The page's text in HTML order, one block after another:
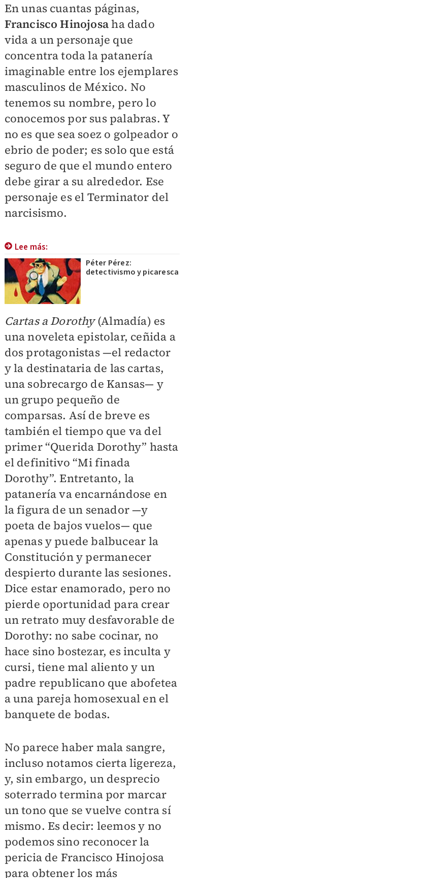
En unas cuantas páginas,
Francisco Hinojosaha dado
vida a un personaje que
concentra toda la patanería
imaginable entre los ejemplares
masculinos de México. No
tenemos su nombre, pero lo
conocemos por sus palabras. Y
no es que sea soez o golpeador o
ebrio de poder; es solo que está
seguro de que el mundo entero
debe girar a su alrededor. Ese
personaje es el Terminator del
narcisismo.
Lee más:
Péter Pérez:
detectivismo y picaresca
Cartas a Dorothy(Almadía) es
una noveleta epistolar, ceñida a
dos protagonistas —el redactor
y la destinataria de las cartas,
una sobrecargo de Kansas— y
un grupo pequeño de
comparsas. Así de breve es
también el tiempo que va del
primer “Querida Dorothy” hasta
el definitivo “Mi finada
Dorothy”. Entretanto, la
patanería va encarnándose en
la figura de un senador —y
poeta de bajos vuelos— que
apenas y puede balbucear la
Constitución y permanecer
despierto durante las sesiones.
Dice estar enamorado, pero no
pierde oportunidad para crear
un retrato muy desfavorable de
Dorothy: no sabe cocinar, no
hace sino bostezar, es inculta y
cursi, tiene mal aliento y un
padre republicano que abofetea
a una pareja homosexual en el
banquete de bodas.
No parece haber mala sangre,
incluso notamos cierta ligereza,
y, sin embargo, un desprecio
soterrado termina por marcar
un tono que se vuelve contra sí
mismo. Es decir: leemos y no
podemos sino reconocer la
pericia de Francisco Hinojosa
para obtener los más